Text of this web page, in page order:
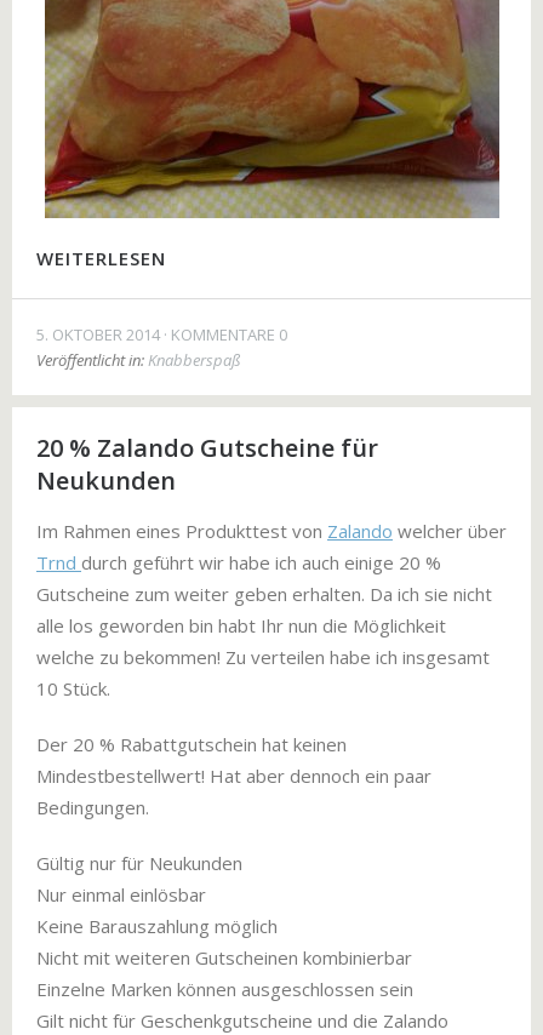
WEITERLESEN
5. OKTOBER 2014 KOMMENTARE 0
Veröffentlicht in:Knabberspaß
20 % Zalando Gutscheine für
Neukunden
Im Rahmen eines Produkttest von Zalando welcher über
Trnd durch geführt wir habe ich auch einige 20 %
Gutscheine zum weiter geben erhalten. Da ich sie nicht
alle los geworden bin habt Ihr nun die Möglichkeit
welche zu bekommen! Zu verteilen habe ich insgesamt
10 Stück.
Der 20 % Rabattgutschein hat keinen
Mindestbestellwert! Hat aber dennoch ein paar
Bedingungen.
Gültig nur für Neukunden
Nur einmal einlösbar
Keine Barauszahlung möglich
Nicht mit weiteren Gutscheinen kombinierbar
Einzelne Marken können ausgeschlossen sein
Gilt nicht für Geschenkgutscheine und die Zalando